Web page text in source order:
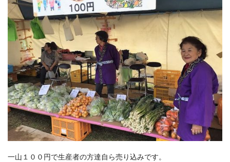
一山１００円で生産者の方達自ら売り込みです。